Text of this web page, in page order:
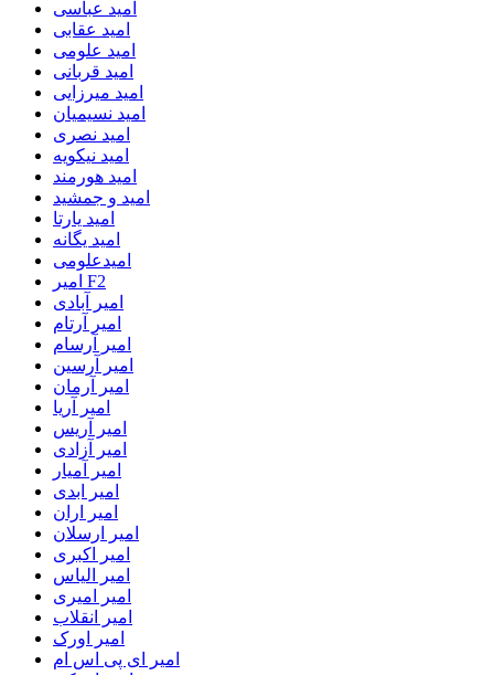
امید عباسی
امید عقابی
امید علومی
امید قربانی
امید میرزایی
امید نسیمیان
امید نصری
امید نیکویه
امید هورمند
امید و جمشید
امید یارتا
امید یگانه
امیدعلومی
امیر F2
امیر آبادی
امیر آرتام
امیر آرسام
امیر آرسین
امیر آرمان
امیر آریا
امیر آریس
امیر آزادی
امیر آمیار
امیر ابدی
امیر اران
امیر ارسلان
امیر اکبری
امیر الیاس
امیر امیری
امیر انقلاب
امیر اورک
امیر ای پی اس ام